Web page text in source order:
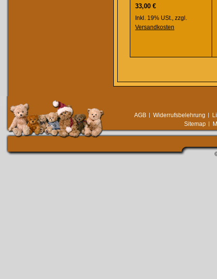
33,00 €
Inkl. 19% USt., zzgl.
Versandkosten
AGB Widerrufsbelehrung
Sitemap